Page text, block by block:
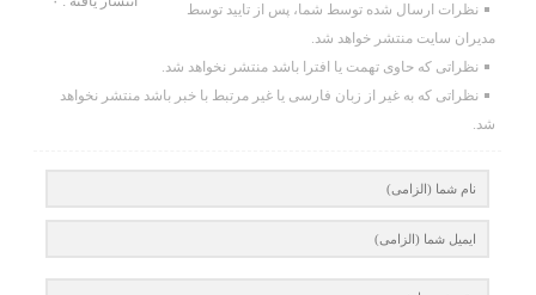
نظرات ارسال شده توسط شما، پس از تایید توسط
مدیران سایت منتشر خواهد شد.
نظراتی که حاوی تهمت یا افترا باشد منتشر نخواهد شد.
نظراتی که به غیر از زبان فارسی یا غیر مرتبط با خبر باشد منتشر نخواهد
شد.